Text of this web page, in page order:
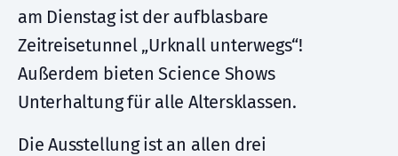
am Dienstag ist der aufblasbare
Zeitreisetunnel „Urknall unterwegs“!
Außerdem bieten Science Shows
Unterhaltung für alle Altersklassen.
Die Ausstellung ist an allen drei